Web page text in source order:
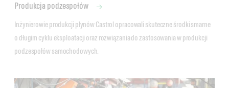
Produkcja podzespołów
Inżynierowie produkcji płynów Castrol opracowali skuteczne środki smarne
o długim cyklu eksploatacji oraz rozwiązania do zastosowania w produkcji
podzespołów samochodowych.